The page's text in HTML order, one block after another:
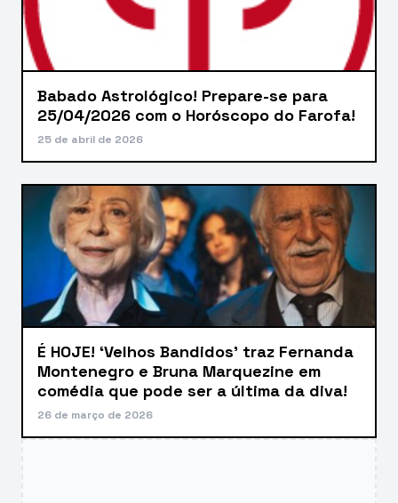
Babado Astrológico! Prepare-se para
25/04/2026 com o Horóscopo do Farofa!
25 de abril de 2026
É HOJE! ‘Velhos Bandidos’ traz Fernanda
Montenegro e Bruna Marquezine em
comédia que pode ser a última da diva!
26 de março de 2026